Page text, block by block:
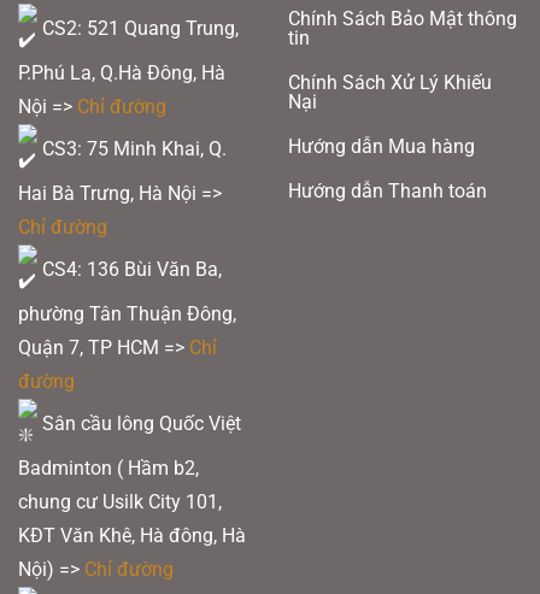
CS2: 521 Quang Trung,
P.Phú La, Q.Hà Đông, Hà
Nội => Chỉ đường
CS3: 75 Minh Khai, Q.
Hai Bà Trưng, Hà Nội =>
Chỉ đường
CS4: 136 Bùi Văn Ba,
phường Tân Thuận Đông,
Quận 7, TP HCM => Chỉ
đường
Sân cầu lông Quốc Việt
Badminton ( Hầm b2,
chung cư Usilk City 101,
KĐT Văn Khê, Hà đông, Hà
Nội) => Chỉ đường
Chính Sách Bảo Mật thông
tin
Chính Sách Xử Lý Khiếu
Nại
Hướng dẫn Mua hàng
Hướng dẫn Thanh toán